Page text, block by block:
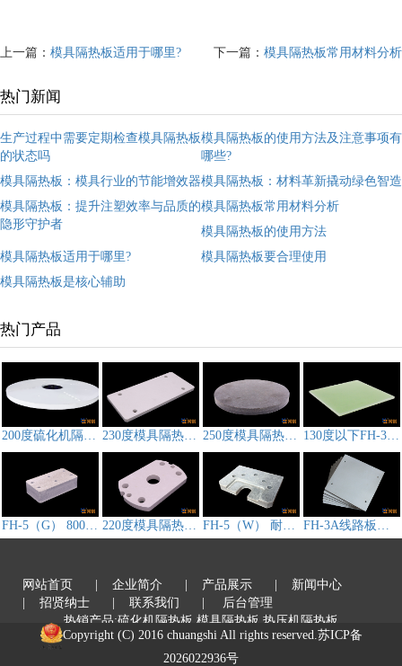
上一篇： 模具隔热板适用于哪里? 下一篇： 模具隔热板常用材料分析
热门新闻
生产过程中需要定期检查模具隔热板
的状态吗
模具隔热板的使用方法及注意事项有
哪些?
模具隔热板：模具行业的节能增效器模具隔热板：材料革新撬动绿色智造
模具隔热板：提升注塑效率与品质的
隐形守护者
模具隔热板常用材料分析
模具隔热板的使用方法
模具隔热板适用于哪里?
模具隔热板要合理使用
模具隔热板是核心辅助
热门产品
网站首页 | 企业简介 | 产品展示
| 新闻中心
| 招贤纳士
| 联系我们
| 后台管理
热销产品:硫化机隔热板,模具隔热板,热压机隔热板
Copyright (C) 2016 chuangshi All rights reserved.苏ICP备
2026022936号